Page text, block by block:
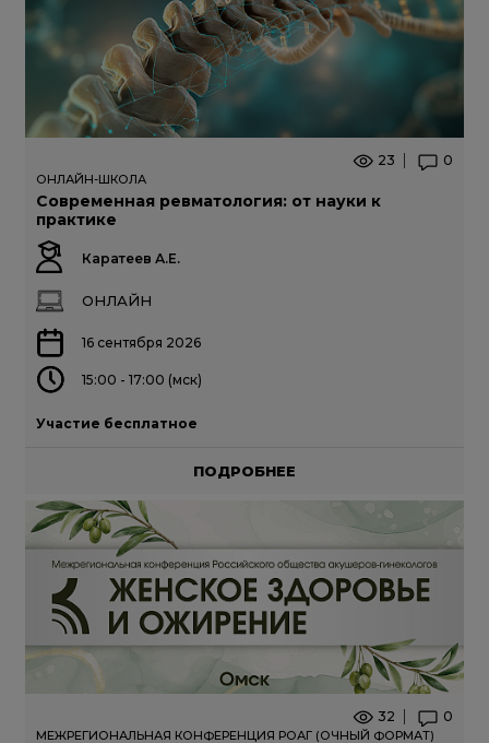
23 0
ОНЛАЙН-ШКОЛА
Современная ревматология: от науки к
практике
Каратеев А.Е.
ОНЛАЙН
16 сентября 2026
15:00 - 17:00 (мск)
Участие бесплатное
ПОДРОБНЕЕ
32 0
МЕЖРЕГИОНАЛЬНАЯ КОНФЕРЕНЦИЯ РОАГ (ОЧНЫЙ ФОРМАТ)